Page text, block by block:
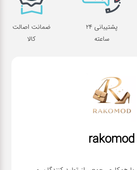
پشتیبانی 24
ساعته
ضمانت اصالت
کالا
rakomod